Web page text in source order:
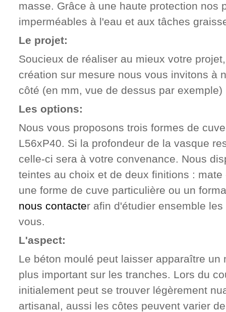
masse. Grâce à une haute protection nos
imperméables à l'eau et aux tâches
Le projet:
Soucieux de réaliser au mieux votre
création sur mesure nous vous invitons à
côté (en mm, vue de dessus par
Les options:
Nous vous proposons trois formes de
L56xP40. Si la profondeur de la vasque
celle-ci sera à votre convenance. Nous
teintes au choix et de deux finitions : mate
une forme de cuve particulière ou un
nous contacter afin d'étudier ensemble
vous.
L'aspect:
Le béton moulé peut laisser apparaître un
plus important sur les tranches. Lors du
initialement peut se trouver légèrement
artisanal, aussi les côtes peuvent varier